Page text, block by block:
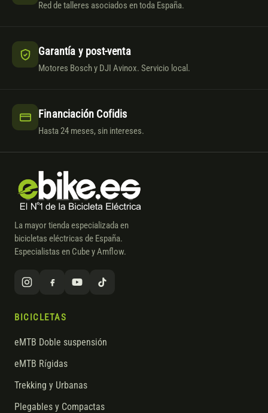
Red de talleres asociados en toda España.
Garantía y post-venta
Motores Bosch y DJI Avinox. Servicio local.
Financiación Cofidis
Hasta 24 meses, sin intereses.
La mayor tienda especializada en
bicicletas eléctricas de España.
Especialistas en Cube y Amflow.
BICICLETAS
eMTB Doble suspensión
eMTB Rígidas
Trekking y Urbanas
Plegables y Compactas